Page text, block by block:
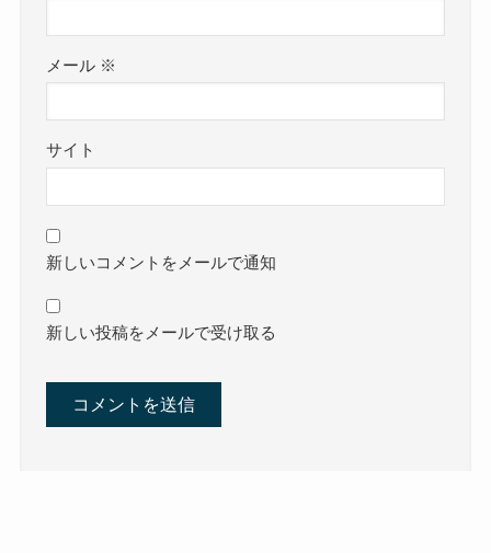
メール ※
サイト
新しいコメントをメールで通知
新しい投稿をメールで受け取る